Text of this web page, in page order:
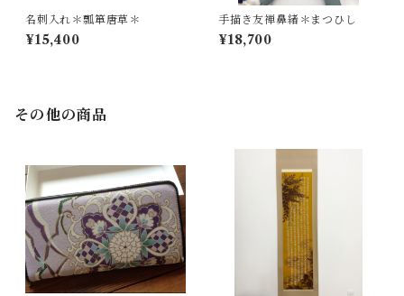
名刺入れ＊瓢箪唐草＊
¥15,400
手描き友禅鼻緒＊まつひし
¥18,700
その他の商品